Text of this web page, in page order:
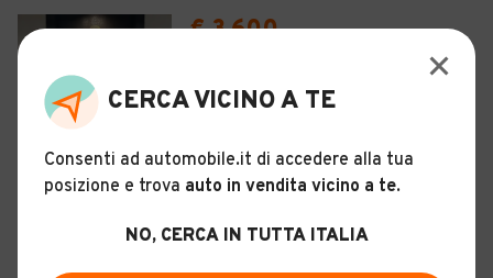
€ 3.600
Nuovo 2026 0 km 125 cc Benzina
CERCA VICINO A TE
Consenti ad automobile.it di accedere alla tua
posizione e trova auto in vendita vicino a te.
NO, CERCA IN TUTTA ITALIA